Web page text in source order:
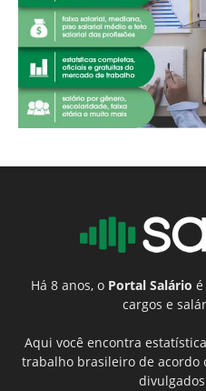
Há 8 anos, o Portal Salário
cargos e
Aqui você encontra
trabalho brasileiro de acordo